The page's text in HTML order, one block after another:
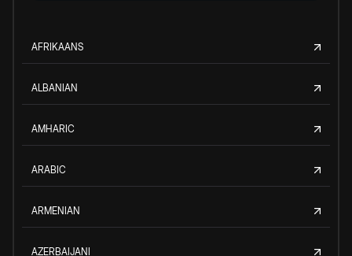
AFRIKAANS
ALBANIAN
AMHARIC
ARABIC
ARMENIAN
AZERBAIJANI